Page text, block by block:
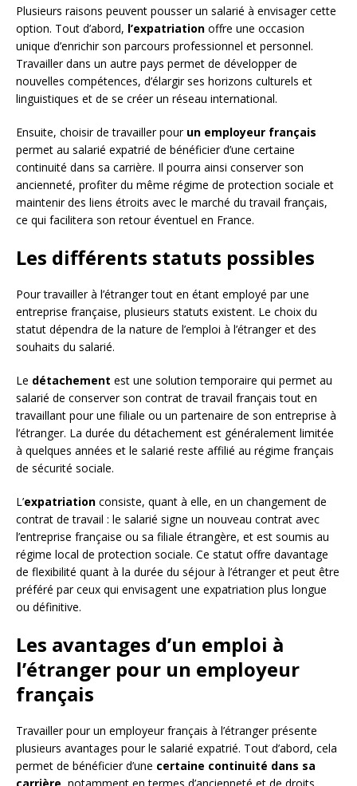
Plusieurs raisons peuvent pousser un salarié à envisager cette
option. Tout d’abord, l’expatriation offre une occasion
unique d’enrichir son parcours professionnel et personnel.
Travailler dans un autre pays permet de développer de
nouvelles compétences, d’élargir ses horizons culturels et
linguistiques et de se créer un réseau international.
Ensuite, choisir de travailler pour un employeur français
permet au salarié expatrié de bénéficier d’une certaine
continuité dans sa carrière. Il pourra ainsi conserver son
ancienneté, profiter du même régime de protection sociale et
maintenir des liens étroits avec le marché du travail français,
ce qui facilitera son retour éventuel en France.
Les différents statuts possibles
Pour travailler à l’étranger tout en étant employé par une
entreprise française, plusieurs statuts existent. Le choix du
statut dépendra de la nature de l’emploi à l’étranger et des
souhaits du salarié.
Le détachement est une solution temporaire qui permet au
salarié de conserver son contrat de travail français tout en
travaillant pour une filiale ou un partenaire de son entreprise à
l’étranger. La durée du détachement est généralement limitée
à quelques années et le salarié reste affilié au régime français
de sécurité sociale.
L’expatriation consiste, quant à elle, en un changement de
contrat de travail : le salarié signe un nouveau contrat avec
l’entreprise française ou sa filiale étrangère, et est soumis au
régime local de protection sociale. Ce statut offre davantage
de flexibilité quant à la durée du séjour à l’étranger et peut être
préféré par ceux qui envisagent une expatriation plus longue
ou définitive.
Les avantages d’un emploi à
l’étranger pour un employeur
français
Travailler pour un employeur français à l’étranger présente
plusieurs avantages pour le salarié expatrié. Tout d’abord, cela
permet de bénéficier d’une certaine continuité dans sa
carrière , notamment en termes d’ancienneté et de droits